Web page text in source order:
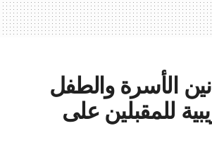
الأسرة والطفل
للمقبلين على